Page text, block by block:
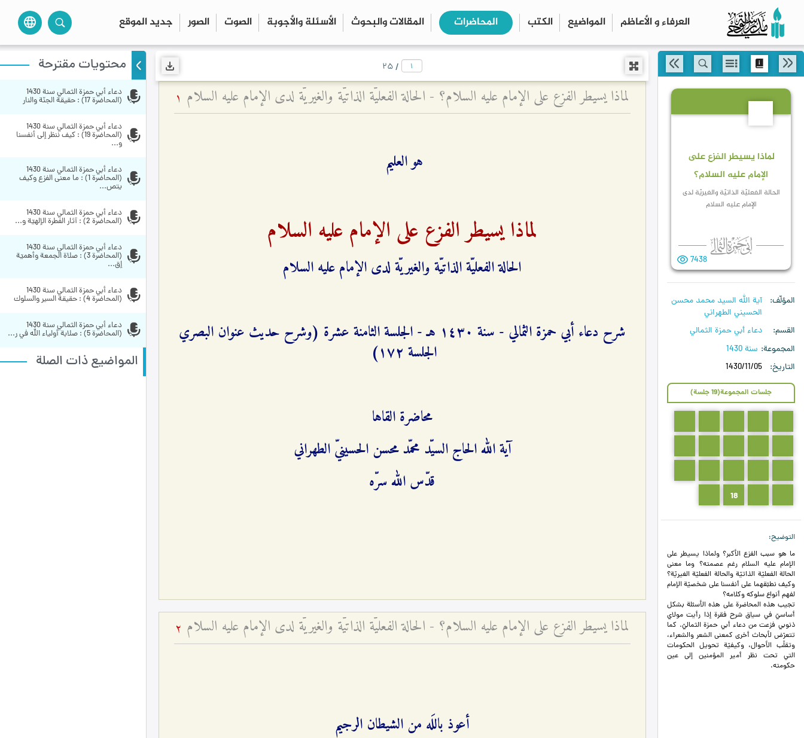
العرفاء و الأعاظم المواضیع الكتب المحاضرات المقالات والبحوث الأسئلة والأجوبة الصوت الصور جديد الموقع language search
close
لماذا يسيطر الفزع على
الإمام عليه السلام؟
الحالة الفعليّة الذاتيّة والغيريّة لدى
الإمام عليه السلام
7438
المؤلّف
آية الله السيد محمد محسن
الحسيني الطهراني
القسم
دعاء أبي حمزة الثمالي
المجموعة سنة 1430
التاريخ
1430/11/05
جلسات المجموعة(19 جلسة)
18
التوضيح
ما هو سبب الفزع الأكبر؟ ولماذا يسيطر على
الإمام عليه السلام رغم عصمته؟ وما معنى
الحالة الفعليّة الذاتيّة والحالة الفعليّة الغيريّة؟
وكيف نطبّقهما على أنفسنا على شخصيّة الإمام
لفهم أنواع سلوكه وكلامه؟
تجيب هذه المحاضرة على هذه الأسئلة بشكل
أساسيّ في سياق شرح فقرة إذا رأيت مولاي
ذنوبي فزعت من دعاء أبي حمزة الثماليّ. كما
تتعرّض لأبحاث أخرى كمعنى الشعر والشعراء،
وتقلّب الأحوال، وكيفيّة تحويل الحكومات
التي تحت نظر أمير المؤمنين إلى عين
حكومته.
/ ۲۵
لماذا يسيطر الفزع على الإمام عليه السلام؟ - الحالة الفعليّة الذاتيّة والغيريّة لدى الإمام عليه السلام 1
هو العليم
لماذا يسيطر الفزع على الإمام عليه السلام
الحالة الفعليّة الذاتيّة والغيريّة لدى الإمام عليه السلام
شرح دعاء أبي حمزة الثمالي - سنة ۱٤٣۰ هـ - الجلسة الثامنة عشرة (وشرح حديث عنوان البصري
الجلسة ۱۷٢)
محاضرة القاها
آية الله الحاج السيّد محمّد محسن الحسينيّ الطهراني
قدّس الله سرّه
لماذا يسيطر الفزع على الإمام عليه السلام؟ - الحالة الفعليّة الذاتيّة والغيريّة لدى الإمام عليه السلام 2
أعوذ باللَه من الشيطان الرجيم‌
محتويات مقترحة
(المحاضرة 17) : حقيقة الجنّة والنار
و...
يتص...
(المحاضرة 2) : آثار الفطرة الإلهيّة و...
إق...
(المحاضرة 4) : حقيقة السير والسلوك
(المحاضرة 5) : صلابة أولياء الله في ر...
المواضيع ذات الصلة